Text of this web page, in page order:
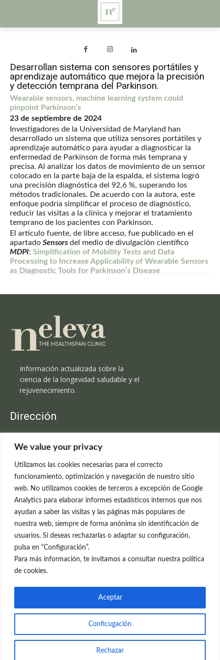
We value your privacy
Utilizamos las cookies necesarias para el correcto
funcionamiento, optimización y navegación de nuestro sitio
web. No utilizamos cookies de terceros a excepción de Google
Analytics para elaborar informes estadísticos internos que nos
ayudan a saber las visitas y las páginas más populares de
nuestra web, siempre de forma anónima sin identificación de
usuarios. Si deseas rechazarlas o adaptar su configuración,
pulsa en “Configuración”.
Para más información, te invitamos a consultar nuestra política
de cookies.
Conficugación
Rechazar
Aceptar
Desarrollan sistema con sensores portátiles y
aprendizaje automático que mejora la precisión
y detección temprana del Parkinson.
Wearable sensors, machine learning system could
pinpoint Parkinson’s
23 de septiembre de 2024
Investigadores de la Universidad de Maryland han
desarrollado un sistema que utiliza sensores portátiles y
aprendizaje automático para ayudar a diagnosticar la
enfermedad de Parkinson de forma más temprana y
precisa. Al analizar los datos de movimiento de un sensor
colocado en la parte baja de la espalda, el sistema logró
una precisión diagnóstica del 92,6 %, superando los
métodos tradicionales. De acuerdo con la autora, este
enfoque podría simplificar el proceso de diagnóstico,
reducir las visitas a la clínica y mejorar el tratamiento
temprano de los pacientes con Parkinson.
El artículo fuente, de libre acceso, fue publicado en el
apartado Sensors del medio de divulgación científico
MDPI: Simplification of Mobility Tests and Data
Processing to Increase Applicability of Wearable Sensors
as Diagnostic Tools for Parkinson’s Disease
Información actualizada sobre la
ciencia de la longevidad saludable y el
rejuvenecimiento.
Dirección
C/Claudio Coello, 19 - 1º
699 595 619
rejuvenecimiento@clinicaneleva.com
Información Legal
Política de Privacidad
Política de Cookies
© el Radar del Rejuvenecimiento